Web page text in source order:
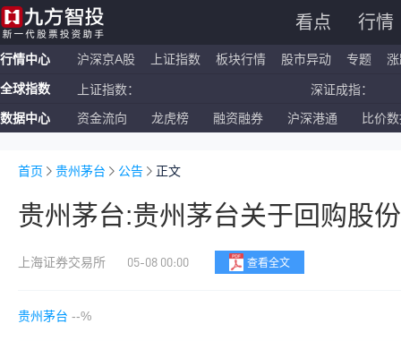
看点 行情
行情中心 沪深京A股 上证指数 板块行情 股市异动 专题
全球指数 上证指数： 深证成指：
恒生指数： 国企指数：
数据中心 资金流向 龙虎榜 融资融券 沪深港通 比价
首页 贵州茅台 公告 正文
贵州茅台:贵州茅台关于回购股
上海证券交易所 05-08 00:00 查看全文
贵州茅台 --%